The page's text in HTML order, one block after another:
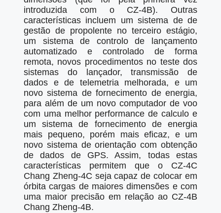
introduzida com o CZ-4B). Outras
características incluem um sistema de de
gestão de propolente no terceiro estágio,
um sistema de controlo de lançamento
automatizado e controlado de forma
remota, novos procedimentos no teste dos
sistemas do lançador, transmissão de
dados e de telemetria melhorada, e um
novo sistema de fornecimento de energia,
para além de um novo computador de voo
com uma melhor performance de calculo e
um sistema de fornecimento de energia
mais pequeno, porém mais eficaz, e um
novo sistema de orientação com obtenção
de dados de GPS. Assim, todas estas
características permitem que o CZ-4C
Chang Zheng-4C seja capaz de colocar em
órbita cargas de maiores dimensões e com
uma maior precisão em relação ao CZ-4B
Chang Zheng-4B.